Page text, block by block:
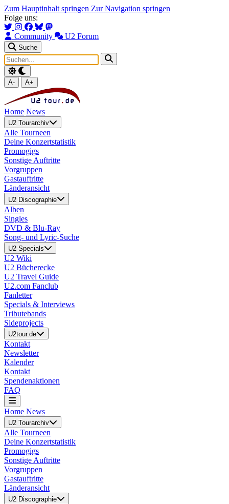
Zum Hauptinhalt springen Zur Navigation springen
Folge uns:
Community U2 Forum
Suche
A- A+
Home News
U2 Tourarchiv
Alle Tourneen
Deine Konzertstatistik
Promogigs
Sonstige Auftritte
Vorgruppen
Gastauftritte
Länderansicht
U2 Discographie
Alben
Singles
DVD & Blu-Ray
Song- und Lyric-Suche
U2 Specials
U2 Wiki
U2 Bücherecke
U2 Travel Guide
U2.com Fanclub
Fanletter
Specials & Interviews
Tributebands
Sideprojects
U2tour.de
Kontakt
Newsletter
Kalender
Kontakt
Spendenaktionen
FAQ
Home News
U2 Tourarchiv
Alle Tourneen
Deine Konzertstatistik
Promogigs
Sonstige Auftritte
Vorgruppen
Gastauftritte
Länderansicht
U2 Discographie